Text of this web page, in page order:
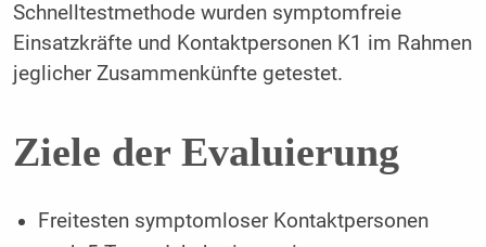
Schnelltestmethode wurden symptomfreie
Einsatzkräfte und Kontaktpersonen K1 im Rahmen
jeglicher Zusammenkünfte getestet.
Ziele der Evaluierung
Freitesten symptomloser Kontaktpersonen